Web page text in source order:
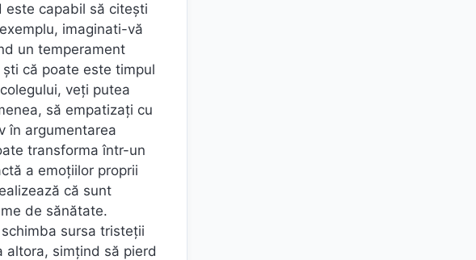
este capabil să citești
imaginati-vă
un temperament
că poate este timpul
veți putea
să empatizați cu
în argumentarea
transforma într-un
a emoțiilor proprii
că sunt
de sănătate.
sursa tristeții
altora, simțind să pierd